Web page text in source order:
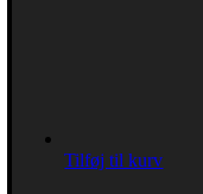
Tilføj til kurv